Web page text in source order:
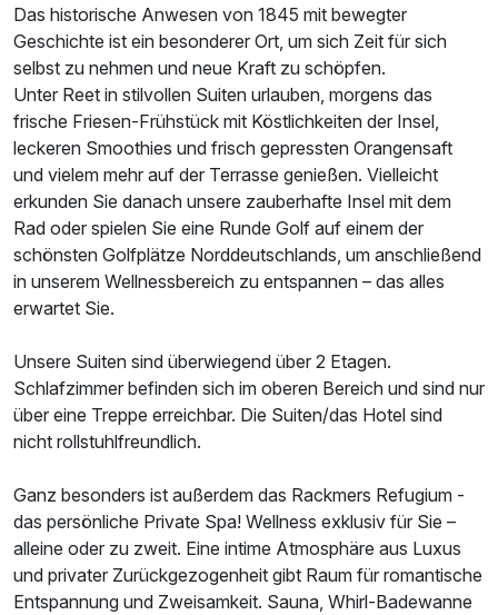
Das historische Anwesen von 1845 mit bewegter
Geschichte ist ein besonderer Ort, um sich Zeit für sich
selbst zu nehmen und neue Kraft zu schöpfen.
Unter Reet in stilvollen Suiten urlauben, morgens das
frische Friesen-Frühstück mit Köstlichkeiten der Insel,
leckeren Smoothies und frisch gepressten Orangensaft
und vielem mehr auf der Terrasse genießen. Vielleicht
erkunden Sie danach unsere zauberhafte Insel mit dem
Rad oder spielen Sie eine Runde Golf auf einem der
schönsten Golfplätze Norddeutschlands, um anschließend
in unserem Wellnessbereich zu entspannen – das alles
erwartet Sie.
Unsere Suiten sind überwiegend über 2 Etagen.
Schlafzimmer befinden sich im oberen Bereich und sind nur
über eine Treppe erreichbar. Die Suiten/das Hotel sind
nicht rollstuhlfreundlich.
Ganz besonders ist außerdem das Rackmers Refugium -
das persönliche Private Spa! Wellness exklusiv für Sie –
alleine oder zu zweit. Eine intime Atmosphäre aus Luxus
und privater Zurückgezogenheit gibt Raum für romantische
Entspannung und Zweisamkeit. Sauna, Whirl-Badewanne